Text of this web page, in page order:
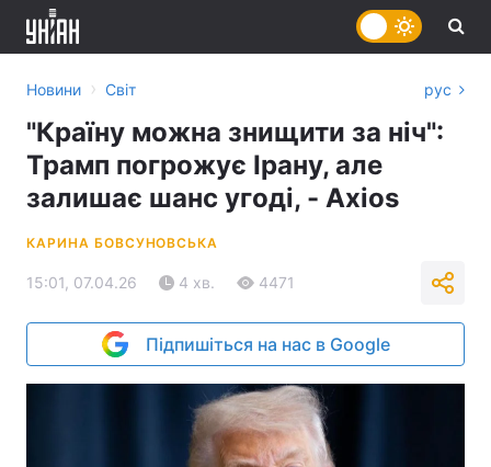
Новини › Світ рус
"Країну можна знищити за ніч":
Трамп погрожує Ірану, але
залишає шанс угоді, - Axios
КАРИНА БОВСУНОВСЬКА
15:01, 07.04.26 4 хв. 4471
Підпишіться на нас в Google